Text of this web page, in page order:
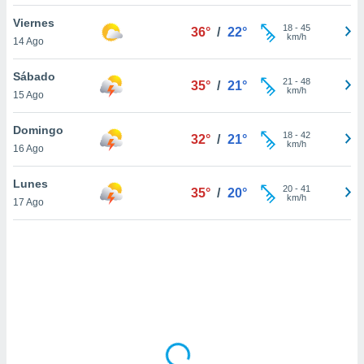
sitio
En
sean
el sitio
ni para
o
Viernes
14 Ago
36° / 22° 18- 45
km/h
Sábado
15 Ago
35° / 21° 21 - 48
km/h
Domingo
16 Ago
32° / 21° 18- 42
km/h
Lunes
17 Ago
35° / 20° 20- 41
km/h